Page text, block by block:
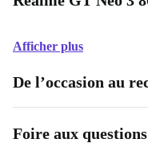
Afficher plus
De l’occasion au
Foire aux questions